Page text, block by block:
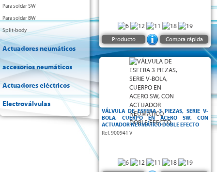
Para soldar SW
Para soldar BW
Split-body
Actuadores neumáticos
accesorios neumáticos
Actuadores eléctricos
Electroválvulas
Producto Compra rápida
VÁLVULA DE ESFERA 3 PIEZAS, SERIE V-
BOLA, CUERPO EN ACERO SW, CON
ACTUADOR NEUMÁTICO DOBLE EFECTO
Ref. 900941 V